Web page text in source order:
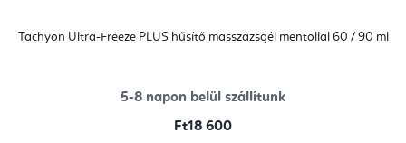
Tachyon Ultra-Freeze PLUS hűsítő masszázsgél mentollal 60 / 90 ml
5-8 napon belül szállítunk
Ft18 600